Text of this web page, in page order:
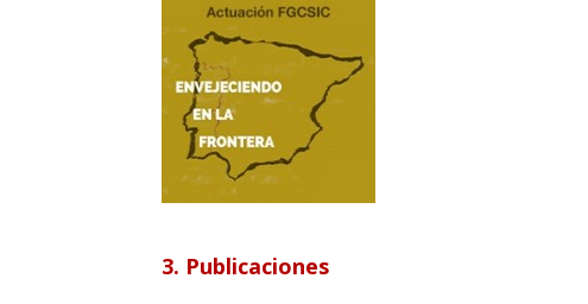
3. Publicaciones